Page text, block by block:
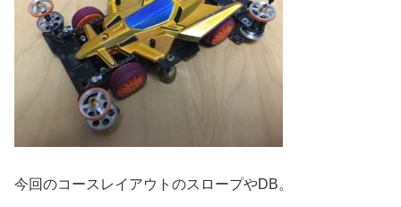
今回のコースレイアウトのスロープやDB。